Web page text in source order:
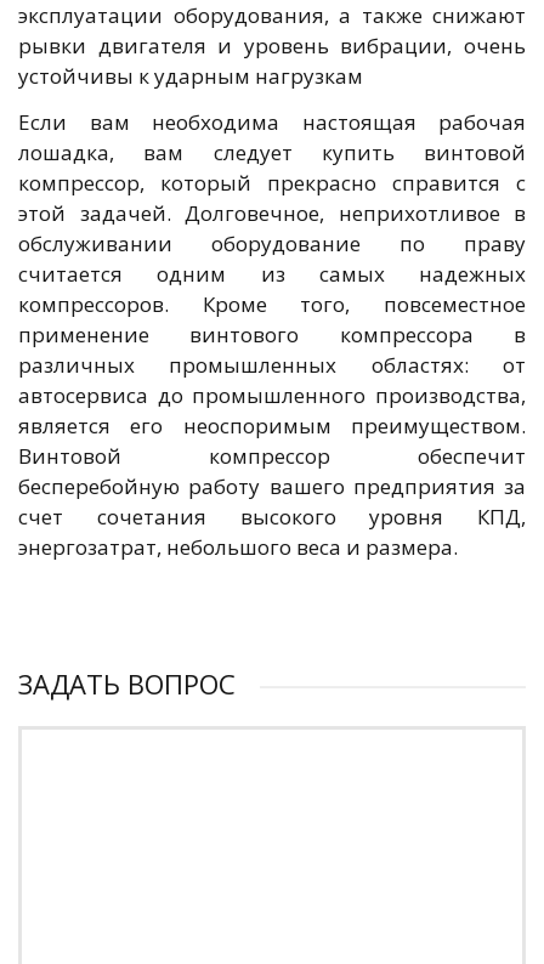
эксплуатации оборудования, а также снижают
рывки двигателя и уровень вибрации, очень
устойчивы к ударным нагрузкам
Если вам необходима настоящая рабочая
лошадка, вам следует купить винтовой
компрессор, который прекрасно справится с
этой задачей. Долговечное, неприхотливое в
обслуживании оборудование по праву
считается одним из самых надежных
компрессоров. Кроме того, повсеместное
применение винтового компрессора в
различных промышленных областях: от
автосервиса до промышленного производства,
является его неоспоримым преимуществом.
Винтовой компрессор обеспечит
бесперебойную работу вашего предприятия за
счет сочетания высокого уровня КПД,
энергозатрат, небольшого веса и размера.
ЗАДАТЬ ВОПРОС